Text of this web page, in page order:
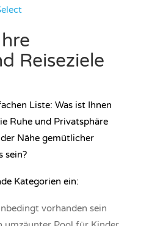
Reiseziele
Liste: Was ist Ihnen
Ruhe und Privatsphäre
Nähe gemütlicher
sein?
Kategorien ein:
vorhanden sein